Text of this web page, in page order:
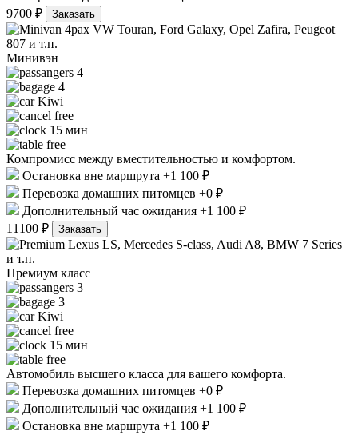
9700 ₽
Заказать
VW Touran, Ford Galaxy, Opel Zafira, Peugeot
807 и т.п.
Минивэн
4
4
Kiwi
free
15 мин
free
Компромисс между вместительностью и комфортом.
Остановка вне маршрута +1 100 ₽
Перевозка домашних питомцев +0 ₽
Дополнительный час ожидания +1 100 ₽
11100 ₽
Заказать
Lexus LS, Mercedes S-class, Audi A8, BMW 7 Series
и т.п.
Премиум класс
3
3
Kiwi
free
15 мин
free
Автомобиль высшего класса для вашего комфорта.
Перевозка домашних питомцев +0 ₽
Дополнительный час ожидания +1 100 ₽
Остановка вне маршрута +1 100 ₽